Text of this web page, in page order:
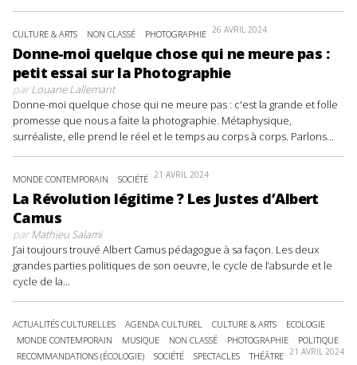
CULTURE & ARTS NON CLASSÉ PHOTOGRAPHIE 26 AVRIL 2024
Donne-moi quelque chose qui ne meure pas :
petit essai sur la Photographie
parLouane Lallemant
Donne-moi quelque chose qui ne meure pas : c'est la grande et folle
promesse que nous a faite la photographie. Métaphysique,
surréaliste, elle prend le réel et le temps au corps à corps. Parlons...
MONDE CONTEMPORAIN SOCIÉTÉ 21 AVRIL 2024
La Révolution légitime ? Les Justes d’Albert
Camus
parMathieu Salami
J’ai toujours trouvé Albert Camus pédagogue à sa façon. Les deux
grandes parties politiques de son oeuvre, le cycle de l’absurde et le
cycle de la...
ACTUALITÉS CULTURELLES AGENDA CULTUREL CULTURE & ARTS
ECOLOGIE
MONDE CONTEMPORAIN
MUSIQUE NON CLASSÉ PHOTOGRAPHIE
POLITIQUE
RECOMMANDATIONS (ÉCOLOGIE)
SOCIÉTÉ SPECTACLES THÉÂTRE 21 AVRIL 2024